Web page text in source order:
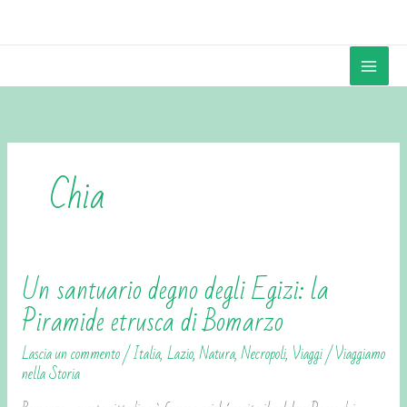
Chia
Un santuario degno degli Egizi: la
Piramide etrusca di Bomarzo
Lascia un commento/Italia,Lazio,Natura,Necropoli, Viaggi/Viaggiamo
nella Storia
Un
santuario
degno
degli
Egizi: